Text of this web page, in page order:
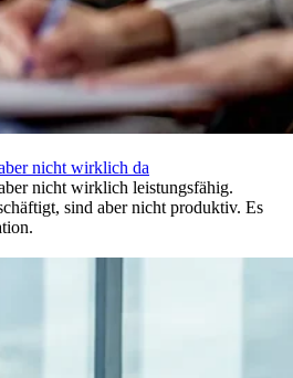
nicht wirklich da
nicht wirklich leistungsfähig.
sind aber nicht produktiv. Es